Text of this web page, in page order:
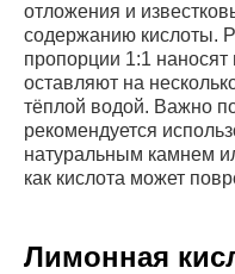
отложения и
содержанию кислоты.
пропорции 1:1
оставляют на
тёплой водой. Важно
рекомендуется
натуральным камнем
как кислота может
Лимонная